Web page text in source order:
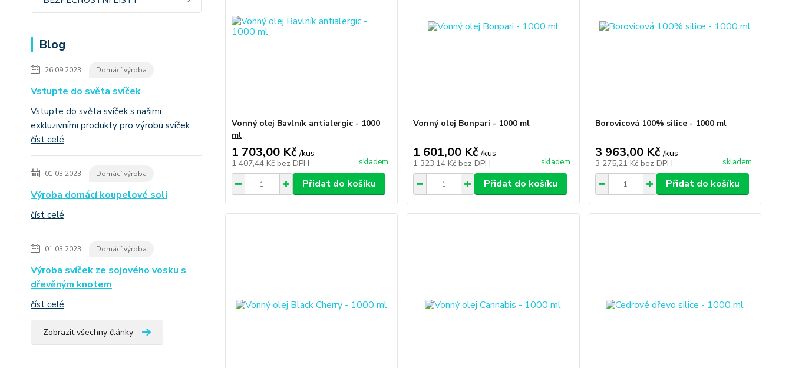
Blog
26.09.2023 Domácí výroba
Vstupte do světa svíček
Vstupte do světa svíček s našimi
exkluzivními produkty pro výrobu svíček.
číst celé
01.03.2023 Domácí výroba
Výroba domácí koupelové soli
číst celé
01.03.2023 Domácí výroba
Výroba svíček ze sojového vosku s
dřevěným knotem
číst celé
Zobrazit všechny články
Vonný olej Bavlník antialergic - 1000
ml
1 703,00 Kč /kus
1 407,44 Kč bez DPH skladem
Přidat do košíku
Vonný olej Bonpari - 1000 ml
1 601,00 Kč /kus
1 323,14 Kč bez DPH skladem
Přidat do košíku
Borovicová 100% silice - 1000 ml
3 963,00 Kč /kus
3 275,21 Kč bez DPH skladem
Přidat do košíku